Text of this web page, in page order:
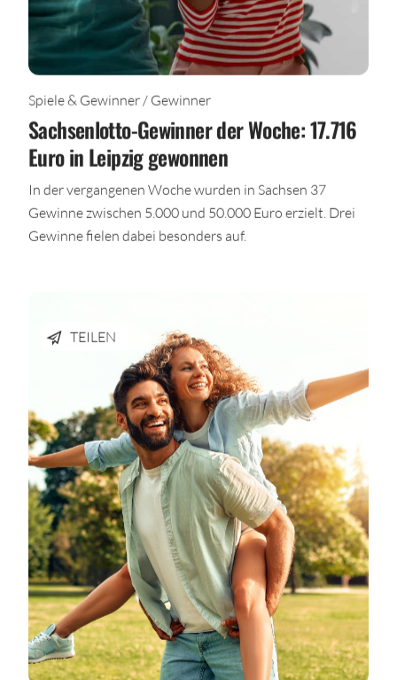
Spiele & Gewinner / Gewinner
Sachsenlotto-Gewinner der Woche: 17.716
Euro in Leipzig gewonnen
In der vergangenen Woche wurden in Sachsen 37
Gewinne zwischen 5.000 und 50.000 Euro erzielt. Drei
Gewinne fielen dabei besonders auf.
TEILEN